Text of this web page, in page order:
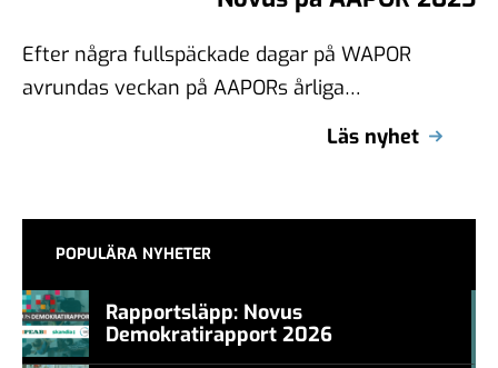
Efter några fullspäckade dagar på WAPOR
avrundas veckan på AAPORs årliga
Läs nyhet
POPULÄRA NYHETER
Rapportsläpp: Novus
Demokratirapport 2026